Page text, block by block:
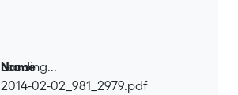
Loading...
Loading...
Name
2014-02-02_981_2979.pdf